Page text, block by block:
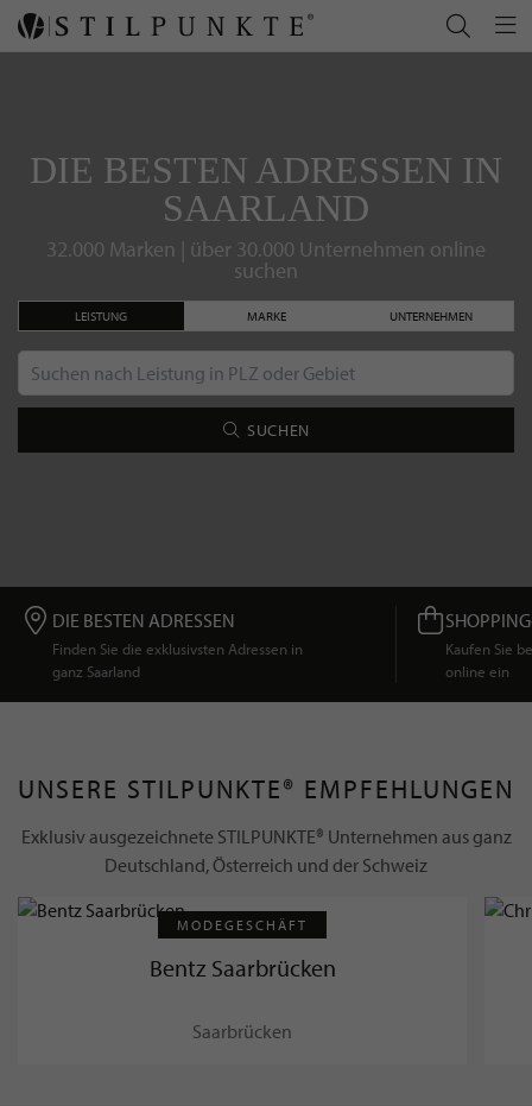
DIE BESTEN ADRESSEN IN
SAARLAND
32.000 Marken | über 30.000 Unternehmen online
suchen
LEISTUNG MARKE UNTERNEHMEN
SUCHEN
DIE BESTEN ADRESSEN
Finden Sie die exklusivsten Adressen in
ganz Saarland
Kaufen Sie
online ein
UNSERE STILPUNKTE® EMPFEHLUNGEN
Exklusiv ausgezeichnete STILPUNKTE® Unternehmen aus ganz
Deutschland, Österreich und der Schweiz
MODEGESCHÄFT
Bentz Saarbrücken
Saarbrücken